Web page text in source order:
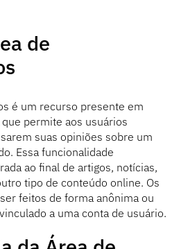
de
é um recurso presente em
permite aos usuários
suas opiniões sobre um
Essa funcionalidade
ao final de artigos, notícias,
tipo de conteúdo online. Os
feitos de forma anônima ou
a uma conta de usuário.